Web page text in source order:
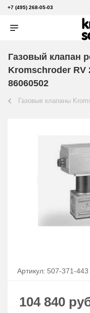
+7 (495) 268-05-03
Газовый клапан
Kromschroder RV
86060502
Газовые клапаны
Артикул: 507-371-443
104 840